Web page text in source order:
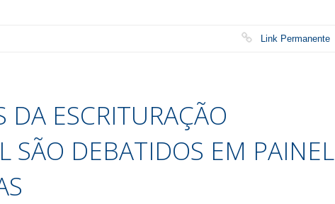
Link Permanente
DA ESCRITURAÇÃO
SÃO DEBATIDOS EM PAINEL